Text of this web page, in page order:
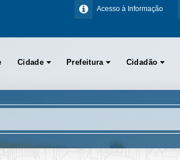
Acesso à Informação
Cidade Prefeitura Cidadão